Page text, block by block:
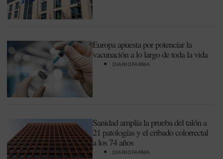
Europa apuesta por potenciar la
vacunación a lo largo de toda la vida
DIARIOFARMA
Sanidad amplía la prueba del talón a
21 patologías y el cribado colorrectal
a los 74 años
DIARIOFARMA